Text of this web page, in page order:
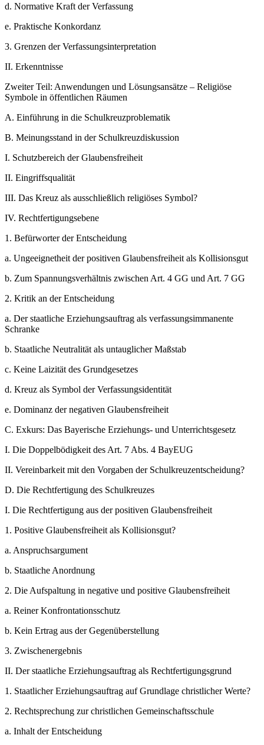
d. Normative Kraft der Verfassung
e. Praktische Konkordanz
3. Grenzen der Verfassungsinterpretation
II. Erkenntnisse
Zweiter Teil: Anwendungen und Lösungsansätze – Religiöse
Symbole in öffentlichen Räumen
A. Einführung in die Schulkreuzproblematik
B. Meinungsstand in der Schulkreuzdiskussion
I. Schutzbereich der Glaubensfreiheit
II. Eingriffsqualität
III. Das Kreuz als ausschließlich religiöses Symbol?
IV. Rechtfertigungsebene
1. Befürworter der Entscheidung
a. Ungeeignetheit der positiven Glaubensfreiheit als Kollisionsgut
b. Zum Spannungsverhältnis zwischen Art. 4 GG und Art. 7 GG
2. Kritik an der Entscheidung
a. Der staatliche Erziehungsauftrag als verfassungsimmanente
Schranke
b. Staatliche Neutralität als untauglicher Maßstab
c. Keine Laizität des Grundgesetzes
d. Kreuz als Symbol der Verfassungsidentität
e. Dominanz der negativen Glaubensfreiheit
C. Exkurs: Das Bayerische Erziehungs- und Unterrichtsgesetz
I. Die Doppelbödigkeit des Art. 7 Abs. 4 BayEUG
II. Vereinbarkeit mit den Vorgaben der Schulkreuzentscheidung?
D. Die Rechtfertigung des Schulkreuzes
I. Die Rechtfertigung aus der positiven Glaubensfreiheit
1. Positive Glaubensfreiheit als Kollisionsgut?
a. Anspruchsargument
b. Staatliche Anordnung
2. Die Aufspaltung in negative und positive Glaubensfreiheit
a. Reiner Konfrontationsschutz
b. Kein Ertrag aus der Gegenüberstellung
3. Zwischenergebnis
II. Der staatliche Erziehungsauftrag als Rechtfertigungsgrund
1. Staatlicher Erziehungsauftrag auf Grundlage christlicher Werte?
2. Rechtsprechung zur christlichen Gemeinschaftsschule
a. Inhalt der Entscheidung